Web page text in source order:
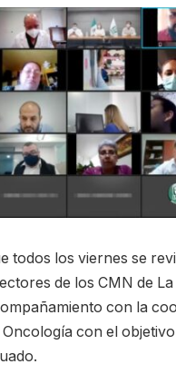
todos los viernes se
de los CMN de La
con la
con el